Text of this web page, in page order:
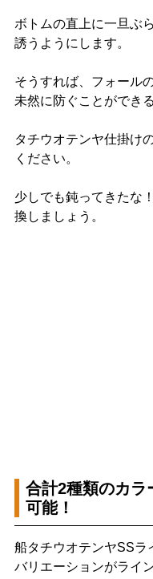
ボトムの直上に一旦ぶ
誘うようにします。
そうすれば、フォール
未然に防ぐことができ
タチウオテンヤ仕掛け
ください。
少しでも鈍ってきたな
換しましょう。
合計2種類のカラ
可能！
船タチウオテンヤSSラ
バリエーションがライ